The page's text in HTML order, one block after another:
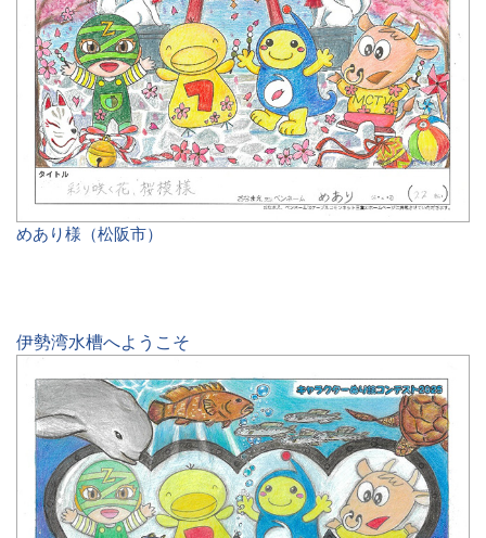
めあり様（松阪市）
伊勢湾水槽へようこそ